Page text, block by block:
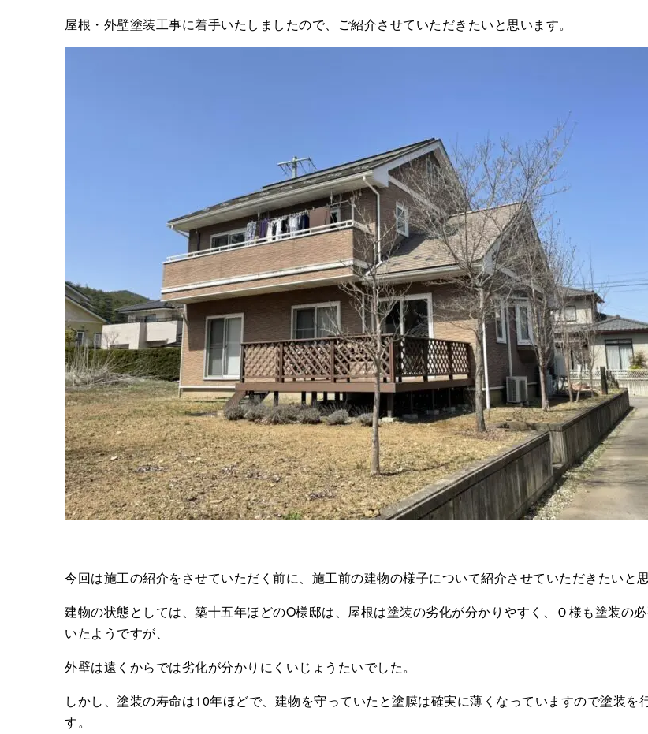
屋根・外壁塗装工事に着手いたしましたので、ご紹介させていただきたいと思います。
今回は施工の紹介をさせていただく前に、施工前の建物の様子について紹介させていただきたいと思
建物の状態としては、築十五年ほどのO様邸は、屋根は塗装の劣化が分かりやすく、Ｏ様も塗装の
いたようですが、
外壁は遠くからでは劣化が分かりにくいじょうたいでした。
しかし、塗装の寿命は10年ほどで、建物を守っていたと塗膜は確実に薄くなっていますので塗装を
す。